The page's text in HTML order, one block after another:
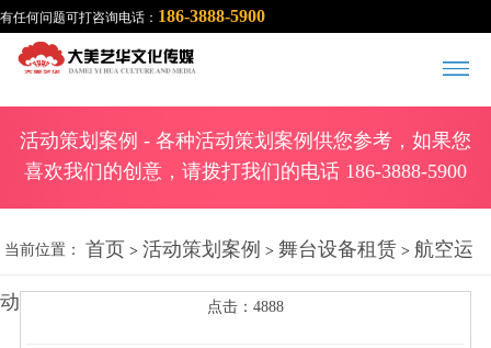
有任何问题可打咨询电话： 186-3888-5900
活动策划案例 - 各种活动策划案例供您参考，如果您
喜欢我们的创意，请拨打我们的电话 186-3888-5900
当前位置： 首页 > 活动策划案例 > 舞台设备租赁 > 航空运
动 点击：4888